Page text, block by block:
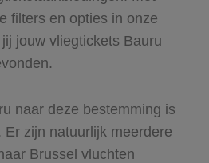
filters en opties in onze
jouw vliegtickets Bauru
naar deze bestemming is
Er zijn natuurlijk meerdere
Brussel vluchten